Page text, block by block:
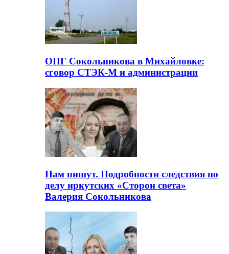
ОПГ Сокольникова в Михайловке:
сговор СТЭК-М и администрации
Нам пишут. Подробности следствия по
делу иркутских «Сторон света»
Валерия Сокольникова